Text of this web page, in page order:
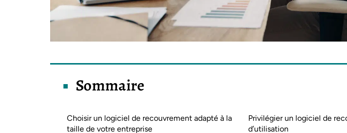
Sommaire
Choisir un logiciel de recouvrement adapté à la
taille de votre entreprise
Privilégier un logiciel de
d’utilisation